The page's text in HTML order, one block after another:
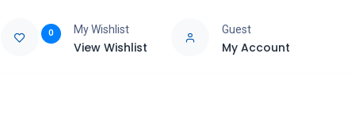
0 My Wishlist
View Wishlist
Guest
My Account